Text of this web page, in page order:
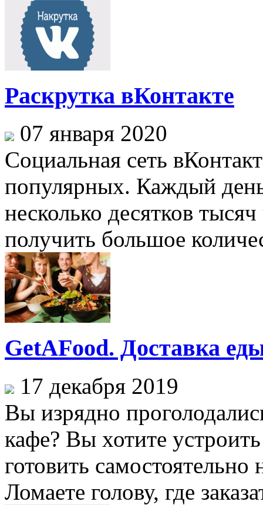
Раскрутка вКонтакте
07 января 2020
Социальная сеть
популярных. Каждый день
несколько десятков
получить большое
GetAFood. Доставка
17 декабря 2019
Вы изрядно
кафе? Вы хотите
готовить
Ломаете голову, где